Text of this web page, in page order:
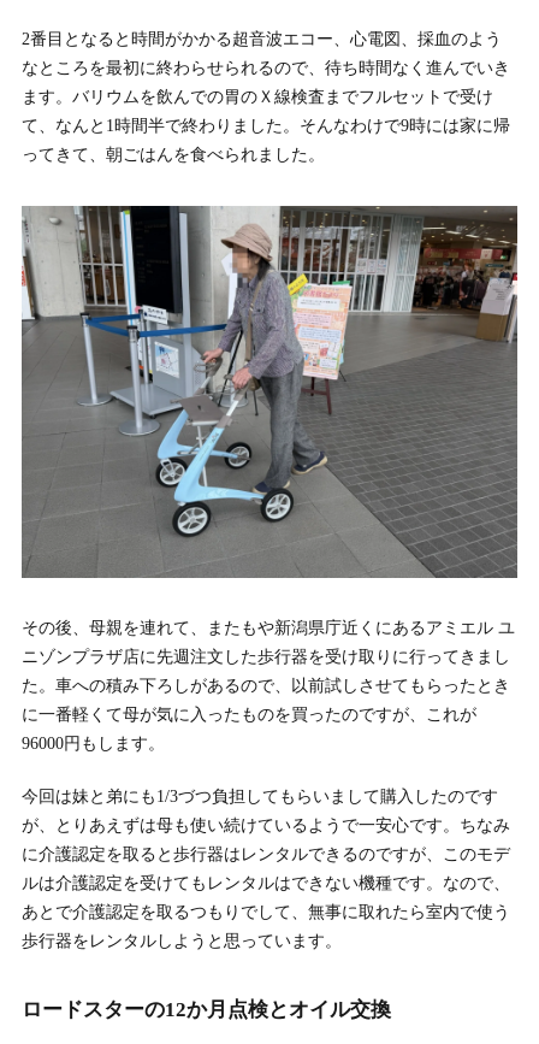
2番目となると時間がかかる超音波エコー、心電図、採血のよう
なところを最初に終わらせられるので、待ち時間なく進んでいき
ます。バリウムを飲んでの胃のＸ線検査までフルセットで受け
て、なんと1時間半で終わりました。そんなわけで9時には家に帰
ってきて、朝ごはんを食べられました。
その後、母親を連れて、またもや新潟県庁近くにあるアミエル ユ
ニゾンプラザ店に先週注文した歩行器を受け取りに行ってきまし
た。車への積み下ろしがあるので、以前試しさせてもらったとき
に一番軽くて母が気に入ったものを買ったのですが、これが
96000円もします。
今回は妹と弟にも1/3づつ負担してもらいまして購入したのです
が、とりあえずは母も使い続けているようで一安心です。ちなみ
に介護認定を取ると歩行器はレンタルできるのですが、このモデ
ルは介護認定を受けてもレンタルはできない機種です。なので、
あとで介護認定を取るつもりでして、無事に取れたら室内で使う
歩行器をレンタルしようと思っています。
ロードスターの12か月点検とオイル交換